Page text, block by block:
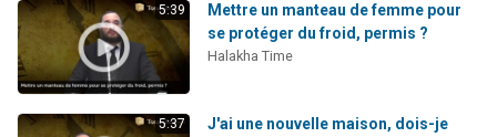
5:39
Mettre un manteau de femme pour
se protéger du froid, permis ?
Halakha Time
5:37
J'ai une nouvelle maison, dois-je